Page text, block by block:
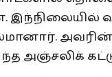
அஞ்சலிக்